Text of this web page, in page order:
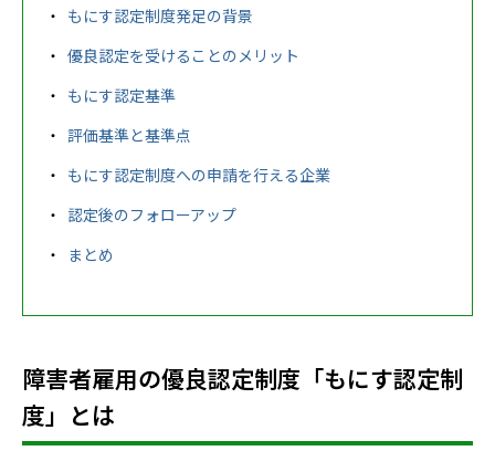
もにす認定制度発足の背景
優良認定を受けることのメリット
もにす認定基準
評価基準と基準点
もにす認定制度への申請を行える企業
認定後のフォローアップ
まとめ
障害者雇用の優良認定制度「もにす認定制
度」とは